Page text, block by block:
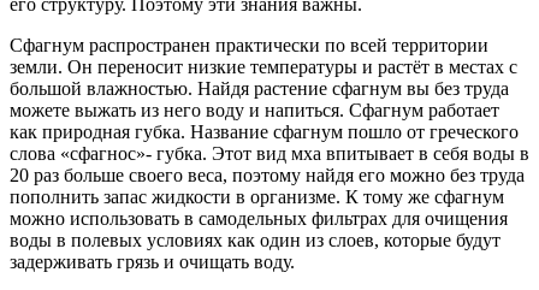
его структуру. Поэтому эти знания важны.
Сфагнум распространен практически по всей территории
земли. Он переносит низкие температуры и растёт в местах с
большой влажностью. Найдя растение сфагнум вы без труда
можете выжать из него воду и напиться. Сфагнум работает
как природная губка. Название сфагнум пошло от греческого
слова «сфагнос»- губка. Этот вид мха впитывает в себя воды в
20 раз больше своего веса, поэтому найдя его можно без труда
пополнить запас жидкости в организме. К тому же сфагнум
можно использовать в самодельных фильтрах для очищения
воды в полевых условиях как один из слоев, которые будут
задерживать грязь и очищать воду.